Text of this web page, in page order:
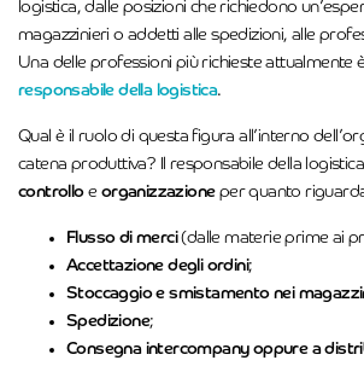
logistica, dalle posizioni che richiedono
magazzinieri o addetti alle spedizioni, alle
Una delle professioni più richieste attualmente
responsabile della logistica.
Qual è il ruolo di questa figura all’interno
catena produttiva? Il responsabile della
controllo e organizzazione per quanto
Flusso di merci(dalle materie prime ai
Accettazione degli ordini;
Stoccaggio e smistamento nei
Spedizione;
Consegna intercompany oppure a